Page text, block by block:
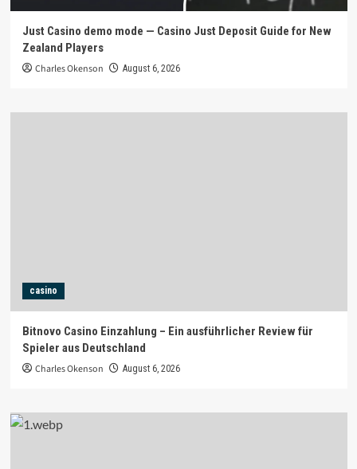
Just Casino demo mode — Casino Just Deposit Guide for New
Zealand Players
Charles Okenson August 6, 2026
casino
Bitnovo Casino Einzahlung – Ein ausführlicher Review für
Spieler aus Deutschland
Charles Okenson August 6, 2026